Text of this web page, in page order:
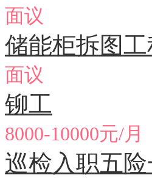
面议
储能柜拆图
面议
铆工
8000-10000元/月
巡检入职五